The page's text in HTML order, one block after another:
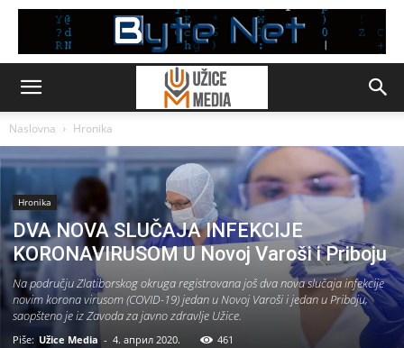
Naslovna Hronika
Hronika
DVA NOVA SLUČAJA INFEKCIJE
KORONAVIRUSOM U Novoj Varoši i Priboju
Na području Zlatiborskog okruga registrovana još dva nova slučaja infekcije
novim korona virusom (COVID-19) jedan u Novoj Varoši i jedan u Priboju,
saopšteno je iz Zavoda za javno zdravlje Užice.
Piše: Užice Media - 4. април 2020. 461